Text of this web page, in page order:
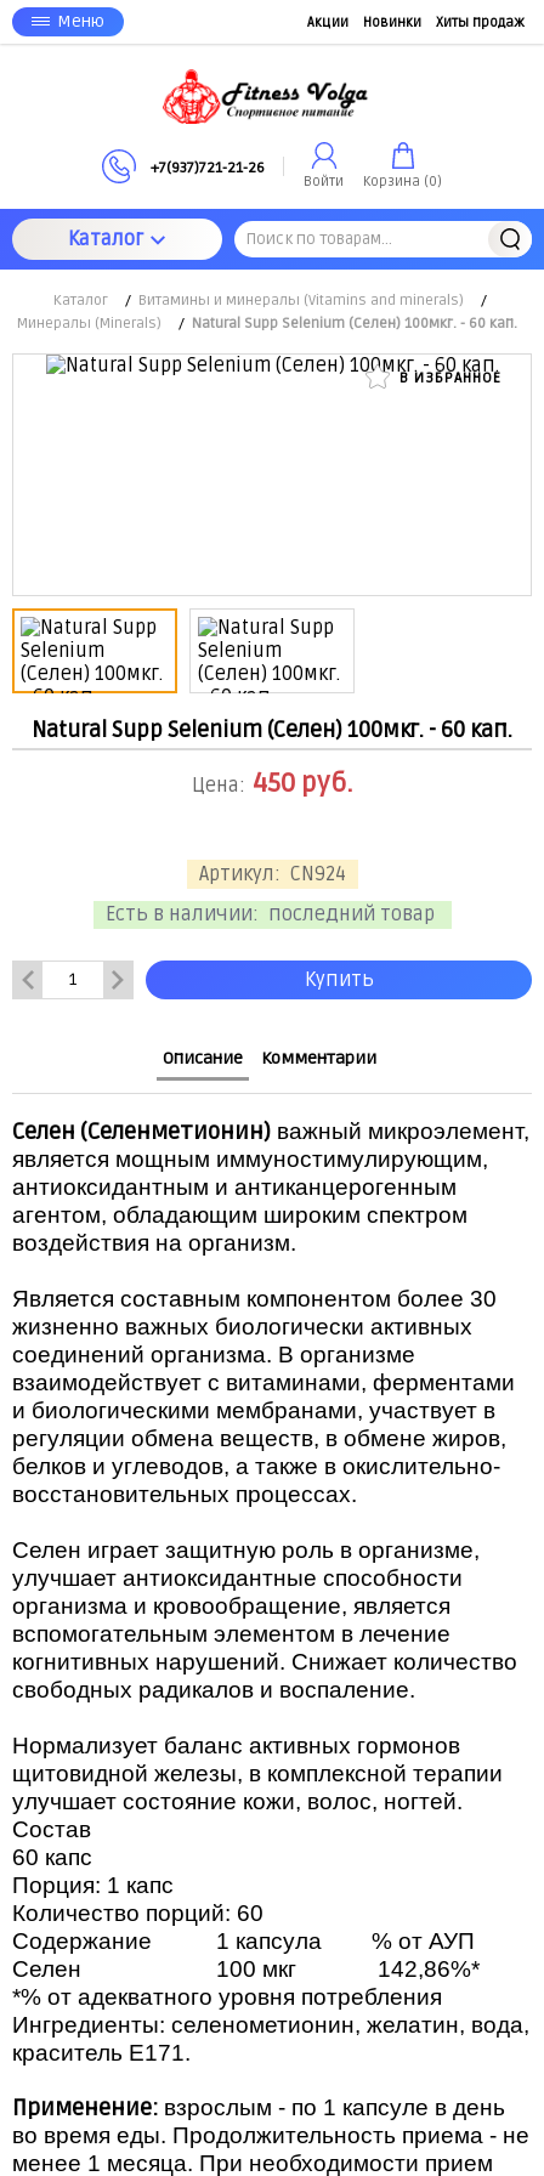
Меню Акции Новинки Хиты продаж
+7(937)721-21-26
Войти Корзина (0)
Каталог
Каталог / Витамины и минералы (Vitamins and minerals)
/
Минералы (Minerals)
/ Natural Supp Selenium (Селен) 100мкг. - 60 кап.
В ИЗБРАННОЕ
Natural Supp Selenium (Селен) 100мкг. - 60 кап.
Артикул: CN924
Есть в наличии: последний товар
Цена: 450 руб.
Купить
Описание Комментарии
Селен (Селенметионин) важный микроэлемент,
является мощным иммуностимулирующим,
антиоксидантным и антиканцерогенным
агентом, обладающим широким спектром
воздействия на организм.
Является составным компонентом более 30
жизненно важных биологически активных
соединений организма. В организме
взаимодействует с витаминами, ферментами
и биологическими мембранами, участвует в
регуляции обмена веществ, в обмене жиров,
белков и углеводов, а также в окислительно-
восстановительных процессах.
Селен играет защитную роль в организме,
улучшает антиоксидантные способности
организма и кровообращение, является
вспомогательным элементом в лечение
когнитивных нарушений. Снижает количество
свободных радикалов и воспаление.
Нормализует баланс активных гормонов
щитовидной железы, в комплексной терапии
улучшает состояние кожи, волос, ногтей.
Состав
60 капс
Порция: 1 капс
Количество порций: 60
Содержание
1 капсула
% от АУП
Селен
100 мкг
142,86%*
*% от адекватного уровня потребления
Ингредиенты: селенометионин, желатин, вода,
краситель Е171.
Применение: взрослым - по 1 капсуле в день
во время еды. Продолжительность приема - не
менее 1 месяца. При необходимости прием